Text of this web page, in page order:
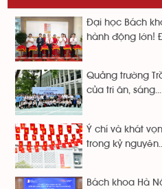
Đại học Bách
hành động lớn!
Quảng trường
của tri ân, sáng...
Ý chí và khát
trong kỷ
Bách khoa Hà